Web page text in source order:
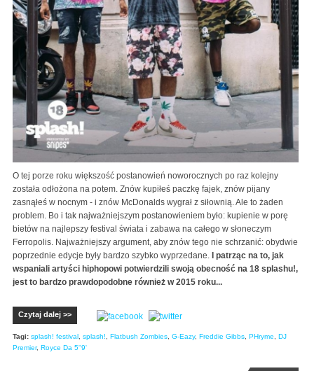
O tej porze roku większość postanowień noworocznych po raz kolejny
została odłożona na potem. Znów kupiłeś paczkę fajek, znów pijany
zasnąłeś w nocnym - i znów McDonalds wygrał z siłownią. Ale to żaden
problem. Bo i tak najważniejszym postanowieniem było: kupienie w porę
bietów na najlepszy festival świata i zabawa na całego w słoneczym
Ferropolis. Najważniejszy argument, aby znów tego nie schrzanić: obydwie
poprzednie edycje były bardzo szybko wyprzedane. I patrząc na to, jak
wspaniali artyści hiphopowi potwierdzili swoją obecność na 18 splashu!,
jest to bardzo prawdopodobne również w 2015 roku...
Czytaj dalej >>
Tagi: splash! festival splash! Flatbush Zombies G-Eazy, Freddie Gibbs PHryme
DJ
Premier, Royce Da 5''9'